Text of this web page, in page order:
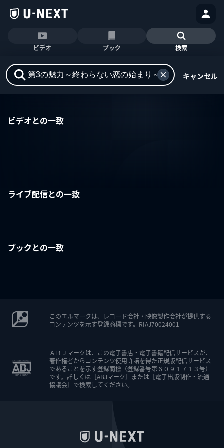
ビデオ ブック 検索
キャンセル
ビデオとの一致
ライブ配信との一致
ブックとの一致
このエルマークは、レコード会社・映像製作会社が提供する
コンテンツを示す登録商標です。RIAJ70024001
ＡＢＪマークは、この電子書店・電子書籍配信サービスが、
著作権者からコンテンツ使用許諾を得た正規版配信サービス
であることを示す登録商標（登録番号第６０９１７１３号）
です。詳しくは［ABJマーク］または［電子出版制作・流通
協議会］で検索してください。